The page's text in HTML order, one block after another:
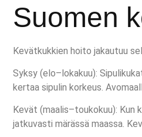
Suomen
Kevätkukkien hoito jakautuu
Syksy (elo–lokakuu):
kertaa sipulin korkeus.
Kevät (maalis–toukokuu):
jatkuvasti märässä maassa.